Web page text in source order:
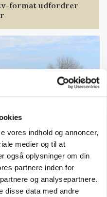
vores indhold og annoncer,
medier og til at
også oplysninger om din
partnere inden for
og analysepartnere.
disse data med andre
format udfordrer
Sådan
fra 2027